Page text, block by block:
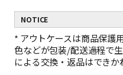
NOTICE
* アウトケースは商品保護
色などが包装/配送過程で
による交換・返品はできか